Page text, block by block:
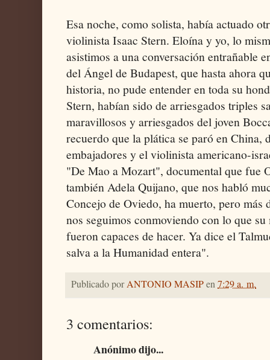
Esa noche, como solista, había actuado
violinista Isaac Stern. Eloína y yo, lo
asistimos a una conversación entrañable
del Ángel de Budapest, que hasta ahora
historia, no pude entender en toda su
Stern, habían sido de arriesgados triples
maravillosos y arriesgados del joven
recuerdo que la plática se paró en China,
embajadores y el violinista americano-
"De Mao a Mozart", documental que fue
también Adela Quijano, que nos habló
Concejo de Oviedo, ha muerto, pero más
nos seguimos conmoviendo con lo que
fueron capaces de hacer. Ya dice el
salva a la Humanidad entera".
Publicado porANTONIO MASIPen7:29 a. m.
3 comentarios:
Anónimo dijo...